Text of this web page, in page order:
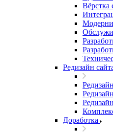
Вёрстка
Редизайн
Доработка